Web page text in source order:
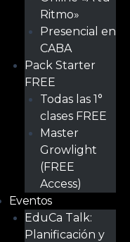
Ritmo»
Presencial en
CABA
Pack Starter
FREE
Todas las 1°
clases FREE
Master
Growlight
(FREE
Access)
Eventos
EduCa Talk:
Planificación y